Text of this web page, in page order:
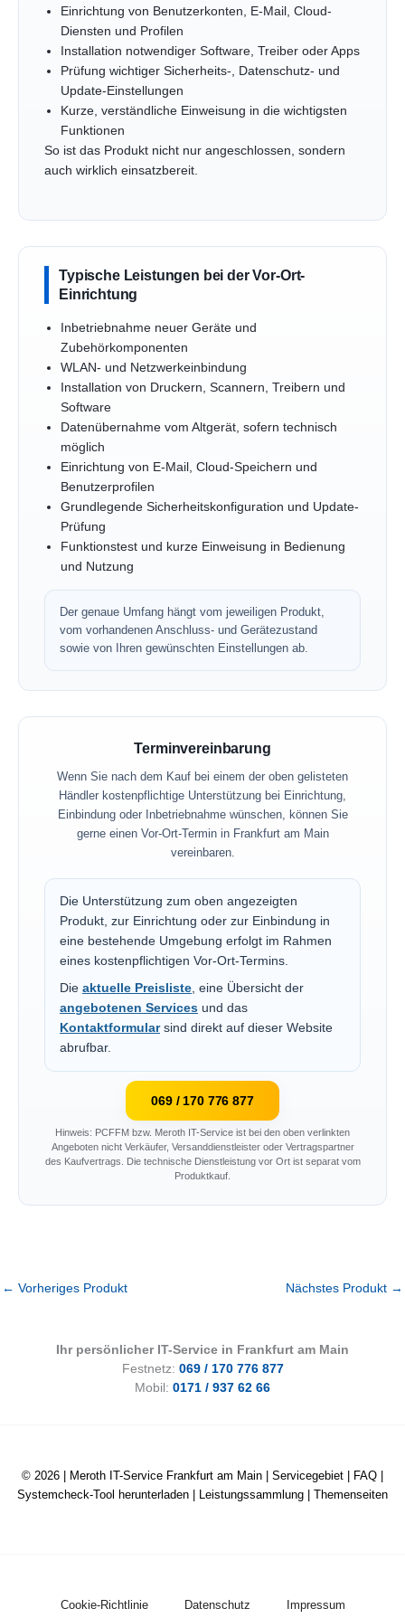
Einrichtung von Benutzerkonten, E-Mail, Cloud-
Diensten und Profilen
Installation notwendiger Software, Treiber oder Apps
Prüfung wichtiger Sicherheits-, Datenschutz- und
Update-Einstellungen
Kurze, verständliche Einweisung in die wichtigsten
Funktionen
So ist das Produkt nicht nur angeschlossen, sondern
auch wirklich einsatzbereit.
Typische Leistungen bei der Vor-Ort-
Einrichtung
Inbetriebnahme neuer Geräte und
Zubehörkomponenten
WLAN- und Netzwerkeinbindung
Installation von Druckern, Scannern, Treibern und
Software
Datenübernahme vom Altgerät, sofern technisch
möglich
Einrichtung von E-Mail, Cloud-Speichern und
Benutzerprofilen
Grundlegende Sicherheitskonfiguration und Update-
Prüfung
Funktionstest und kurze Einweisung in Bedienung
und Nutzung
Der genaue Umfang hängt vom jeweiligen Produkt,
vom vorhandenen Anschluss- und Gerätezustand
sowie von Ihren gewünschten Einstellungen ab.
Terminvereinbarung
Wenn Sie nach dem Kauf bei einem der oben gelisteten
Händler kostenpflichtige Unterstützung bei Einrichtung,
Einbindung oder Inbetriebnahme wünschen, können Sie
gerne einen Vor-Ort-Termin in Frankfurt am Main
vereinbaren.
Die Unterstützung zum oben angezeigten
Produkt, zur Einrichtung oder zur Einbindung in
eine bestehende Umgebung erfolgt im Rahmen
eines kostenpflichtigen Vor-Ort-Termins.
Die aktuelle Preisliste , eine Übersicht der
angebotenen Services und das
Kontaktformularsind direkt auf dieser Website
abrufbar.
069 / 170 776 877
Hinweis: PCFFM bzw. Meroth IT-Service ist bei den oben verlinkten
Angeboten nicht Verkäufer, Versanddienstleister oder Vertragspartner
des Kaufvertrags. Die technische Dienstleistung vor Ort ist separat vom
Produktkauf.
← Vorheriges Produkt Nächstes Produkt →
Ihr persönlicher IT-Service in Frankfurt am Main
Festnetz: 069 / 170 776 877
Mobil: 0171 / 937 62 66
© 2026 | Meroth IT-Service Frankfurt am Main Servicegebiet FAQ
Systemcheck-Tool herunterladen
Leistungssammlung Themenseiten
Cookie-Richtlinie Datenschutz Impressum